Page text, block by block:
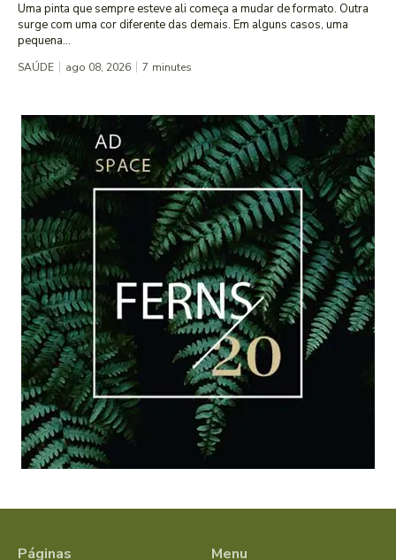
Uma pinta que sempre esteve ali começa a mudar de formato. Outra
surge com uma cor diferente das demais. Em alguns casos, uma
pequena...
SAÚDE ago 08, 2026 7 minutes
Páginas Menu